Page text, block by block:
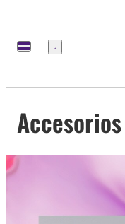
Menú
Accesorios